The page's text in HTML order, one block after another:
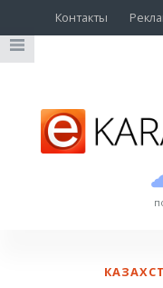
Контакты